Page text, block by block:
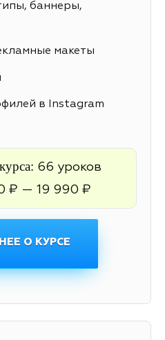
баннеры,
макеты
в Instagram
66 уроков
₽ — 19 990 ₽
О КУРСЕ